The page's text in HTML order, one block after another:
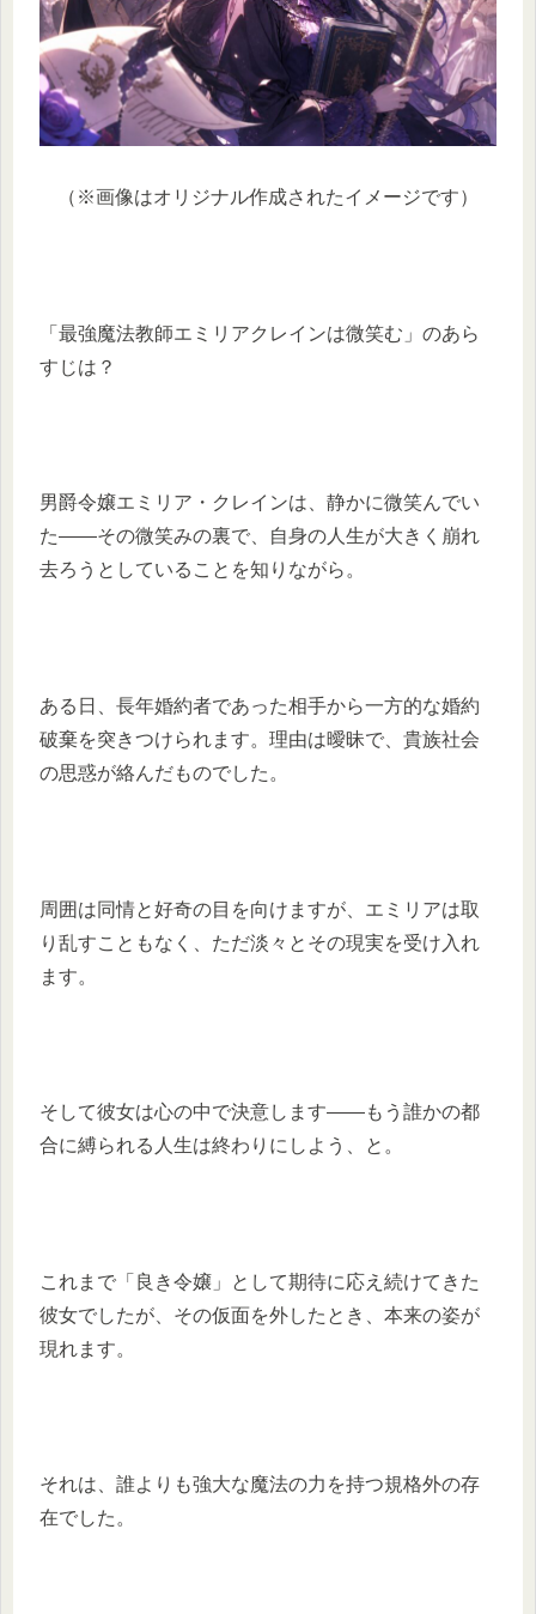
（※画像はオリジナル作成されたイメージです）
「最強魔法教師エミリアクレインは微笑む」のあら
すじは？
男爵令嬢エミリア・クレインは、静かに微笑んでい
た――その微笑みの裏で、自身の人生が大きく崩れ
去ろうとしていることを知りながら。
ある日、長年婚約者であった相手から一方的な婚約
破棄を突きつけられます。理由は曖昧で、貴族社会
の思惑が絡んだものでした。
周囲は同情と好奇の目を向けますが、エミリアは取
り乱すこともなく、ただ淡々とその現実を受け入れ
ます。
そして彼女は心の中で決意します――もう誰かの都
合に縛られる人生は終わりにしよう、と。
これまで「良き令嬢」として期待に応え続けてきた
彼女でしたが、その仮面を外したとき、本来の姿が
現れます。
それは、誰よりも強大な魔法の力を持つ規格外の存
在でした。